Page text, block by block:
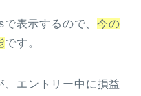
で表示するので、今の
です。
エントリー中に損益